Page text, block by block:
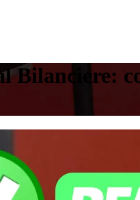
Bilanciere: